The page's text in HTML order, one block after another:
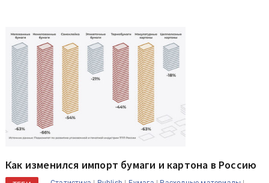
Как изменился импорт бумаги и картона в Россию